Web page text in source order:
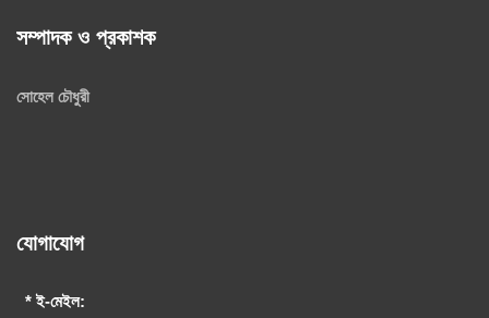
সম্পাদক ও প্রকাশক
সোহেল চৌধুরী
যোগাযোগ
* ই-মেইল: